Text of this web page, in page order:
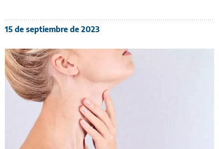
15 de septiembre de 2023